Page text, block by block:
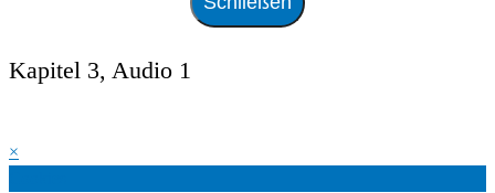
Kapitel 3, Audio 1
×